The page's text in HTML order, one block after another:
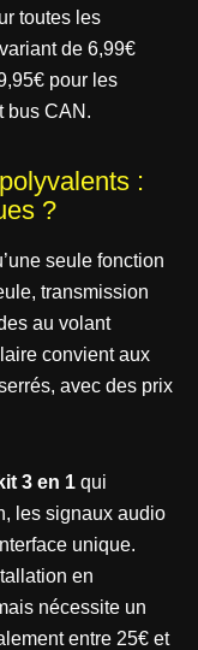
toutes les
de 6,99€
pour les
bus CAN.
:
?
seule fonction
transmission
au volant
convient aux
avec des prix
kit 3 en 1 qui
les signaux audio
unique.
en
nécessite un
entre 25€ et